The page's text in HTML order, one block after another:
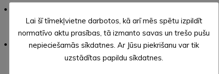
Veselības aprūpes pakalpojumi  Ģimenes ārsti atbilstoši
teritorijām;
E-veselības portālā www.eveseliba.gov.lv, autorizējoties
sadaļā “Iedzīvotājs” ar kādu no drošas piekļuves
Lai šī tīmekļvietne darbotos, kā arī mēs spētu izpildīt
normatīvo aktu prasības, tā izmanto savas un trešo pušu
nepieciešamās sīkdatnes. Ar Jūsu piekrišanu var tik
uzstādītas papildu sīkdatnes.